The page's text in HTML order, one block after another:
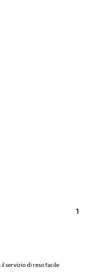
1
servizio di reso facile